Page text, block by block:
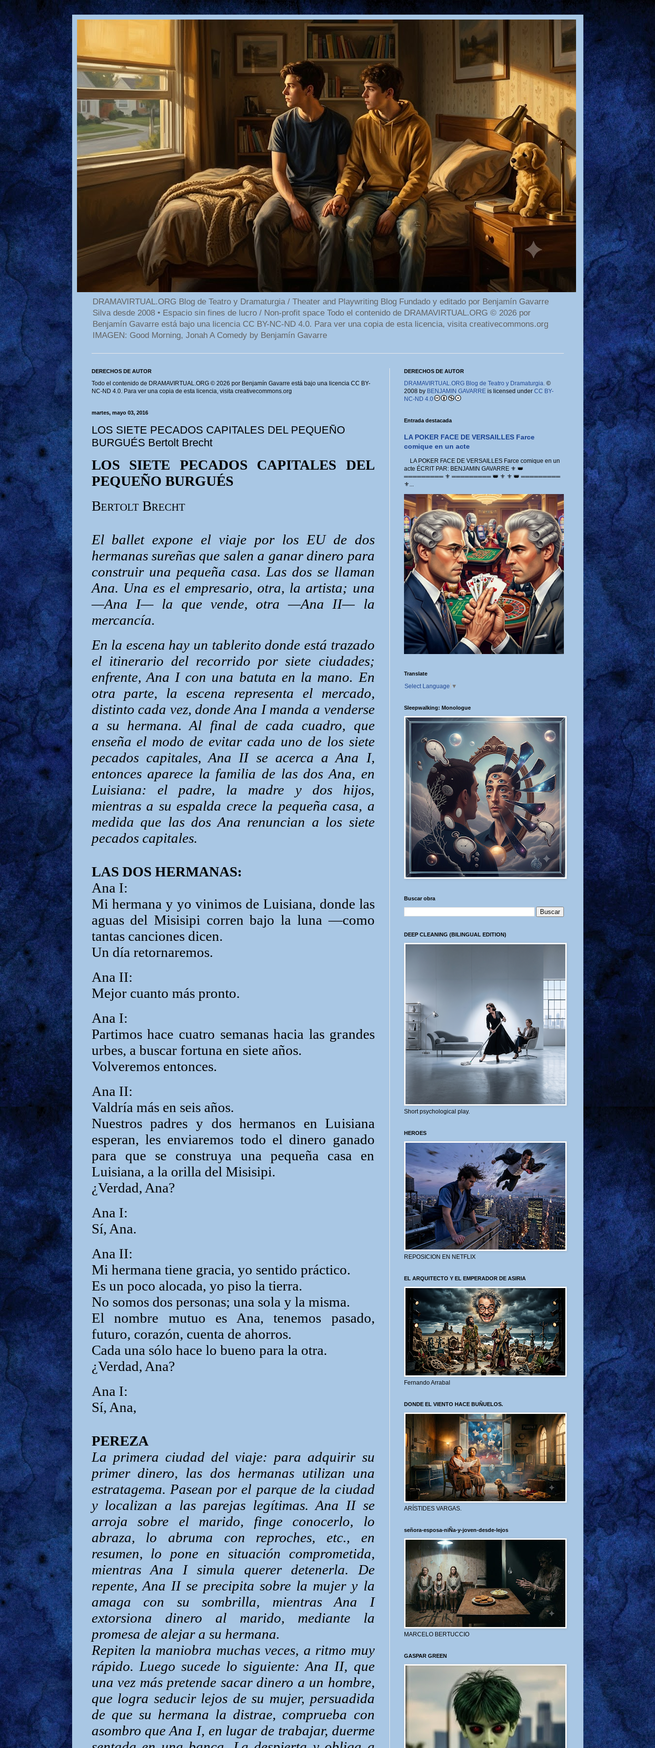
DRAMAVIRTUAL.ORG Blog de Teatro y Dramaturgia / Theater and Playwriting Blog Fundado y editado por Benjamín Gavarre
Silva desde 2008 • Espacio sin fines de lucro / Non-profit space Todo el contenido de DRAMAVIRTUAL.ORG © 2026 por
Benjamín Gavarre está bajo una licencia CC BY-NC-ND 4.0. Para ver una copia de esta licencia, visita creativecommons.org
IMAGEN: Good Morning, Jonah A Comedy by Benjamín Gavarre
DERECHOS DE AUTOR
Todo el contenido de DRAMAVIRTUAL.ORG © 2026 por Benjamín Gavarre está bajo una licencia CC BY-
NC-ND 4.0. Para ver una copia de esta licencia, visita creativecommons.org
martes, mayo 03, 2016
LOS SIETE PECADOS CAPITALES DEL PEQUEÑO
BURGUÉS Bertolt Brecht
LOS SIETE PECADOS CAPITALES DEL
PEQUEÑO BURGUÉS
Bertolt Brecht
El ballet expone el viaje por los EU de dos
hermanas sureñas que salen a ganar dinero para
construir una pequeña casa. Las dos se llaman
Ana. Una es el empresario, otra, la artista; una
—Ana I— la que vende, otra —Ana II— la
mercancía.
En la escena hay un tablerito donde está trazado
el itinerario del recorrido por siete ciudades;
enfrente, Ana I con una batuta en la mano. En
otra parte, la escena representa el mercado,
distinto cada vez, donde Ana I manda a venderse
a su hermana. Al final de cada cuadro, que
enseña el modo de evitar cada uno de los siete
pecados capitales, Ana II se acerca a Ana I,
entonces aparece la familia de las dos Ana, en
Luisiana: el padre, la madre y dos hijos,
mientras a su espalda crece la pequeña casa, a
medida que las dos Ana renuncian a los siete
pecados capitales.
LAS DOS HERMANAS:
Ana I:
Mi hermana y yo vinimos de Luisiana, donde las
aguas del Misisipi corren bajo la luna —como
tantas canciones dicen.
Un día retornaremos.
Ana II:
Mejor cuanto más pronto.
Ana I:
Partimos hace cuatro semanas hacia las grandes
urbes, a buscar fortuna en siete años.
Volveremos entonces.
Ana II:
Valdría más en seis años.
Nuestros padres y dos hermanos en Luisiana
esperan, les enviaremos todo el dinero ganado
para que se construya una pequeña casa en
Luisiana, a la orilla del Misisipi.
¿Verdad, Ana?
Ana I:
Sí, Ana.
Ana II:
Mi hermana tiene gracia, yo sentido práctico.
Es un poco alocada, yo piso la tierra.
No somos dos personas; una sola y la misma.
El nombre mutuo es Ana, tenemos pasado,
futuro, corazón, cuenta de ahorros.
Cada una sólo hace lo bueno para la otra.
¿Verdad, Ana?
Ana I:
Sí, Ana,
PEREZA
La primera ciudad del viaje: para adquirir su
primer dinero, las dos hermanas utilizan una
estratagema. Pasean por el parque de la ciudad
y localizan a las parejas legítimas. Ana II se
arroja sobre el marido, finge conocerlo, lo
abraza, lo abruma con reproches, etc., en
resumen, lo pone en situación comprometida,
mientras Ana I simula querer detenerla. De
repente, Ana II se precipita sobre la mujer y la
amaga con su sombrilla, mientras Ana I
extorsiona dinero al marido, mediante la
promesa de alejar a su hermana.
Repiten la maniobra muchas veces, a ritmo muy
rápido. Luego sucede lo siguiente: Ana II, que
una vez más pretende sacar dinero a un hombre,
que logra seducir lejos de su mujer, persuadida
de que su hermana la distrae, comprueba con
asombro que Ana I, en lugar de trabajar, duerme
DERECHOS DE AUTOR
DRAMAVIRTUAL.ORG Blog de Teatro y Dramaturgia.©
2008 by BENJAMIN GAVARREis licensed under CC BY-
NC-ND 4.0
Entrada destacada
LA POKER FACE DE VERSAILLES Farce
comique en un acte
LA POKER FACE DE VERSAILLES Farce comique en un
acte ÉCRIT PAR: BENJAMIN GAVARRE ⚜️ 👑
═════════ ⚜️ ═════════ 👑 ⚜️ ⚜️ 👑 ═════════
⚜...
Translate
Select Language ▼
Sleepwalking: Monologue
Buscar obra
DEEP CLEANING (BILINGUAL EDITION)
Short psychological play.
HEROES
REPOSICION EN NETFLIX
EL ARQUITECTO Y EL EMPERADOR DE ASIRIA
Fernando Arrabal
DONDE EL VIENTO HACE BUÑUELOS.
ARÍSTIDES VARGAS.
señora-esposa-niÑa-y-joven-desde-lejos
MARCELO BERTUCCIO
GASPAR GREEN